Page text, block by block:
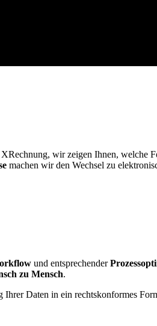
wir zeigen Ihnen, welche
machen wir den Wechsel zu
und entsprechender
zu Mensch.
Daten in ein rechtskonformes